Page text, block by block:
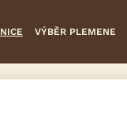
VÝBĚR PLEMENE